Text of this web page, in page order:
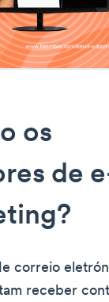
os
de
correio
receber